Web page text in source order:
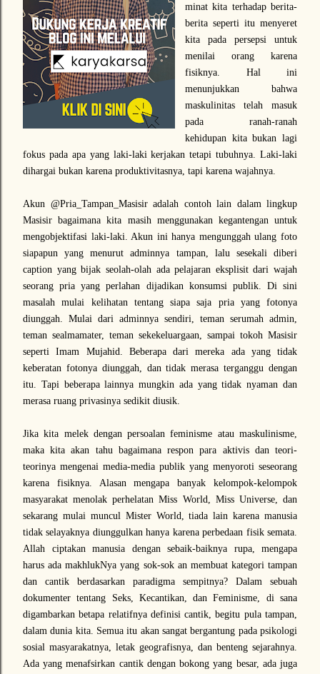
minat kita terhadap berita-
berita seperti itu menyeret
kita pada persepsi untuk
menilai orang karena
fisiknya. Hal ini
menunjukkan bahwa
maskulinitas telah masuk
pada ranah-ranah
kehidupan kita bukan lagi
fokus pada apa yang laki-laki kerjakan tetapi tubuhnya. Laki-laki
dihargai bukan karena produktivitasnya, tapi karena wajahnya.
Akun @Pria_Tampan_Masisir adalah contoh lain dalam lingkup
Masisir bagaimana kita masih menggunakan kegantengan untuk
mengobjektifasi laki-laki. Akun ini hanya mengunggah ulang foto
siapapun yang menurut adminnya tampan, lalu sesekali diberi
caption yang bijak seolah-olah ada pelajaran eksplisit dari wajah
seorang pria yang perlahan dijadikan konsumsi publik. Di sini
masalah mulai kelihatan tentang siapa saja pria yang fotonya
diunggah. Mulai dari adminnya sendiri, teman serumah admin,
teman sealmamater, teman sekekeluargaan, sampai tokoh Masisir
seperti Imam Mujahid. Beberapa dari mereka ada yang tidak
keberatan fotonya diunggah, dan tidak merasa terganggu dengan
itu. Tapi beberapa lainnya mungkin ada yang tidak nyaman dan
merasa ruang privasinya sedikit diusik.
Jika kita melek dengan persoalan feminisme atau maskulinisme,
maka kita akan tahu bagaimana respon para aktivis dan teori-
teorinya mengenai media-media publik yang menyoroti seseorang
karena fisiknya. Alasan mengapa banyak kelompok-kelompok
masyarakat menolak perhelatan Miss World, Miss Universe, dan
sekarang mulai muncul Mister World, tiada lain karena manusia
tidak selayaknya diunggulkan hanya karena perbedaan fisik semata.
Allah ciptakan manusia dengan sebaik-baiknya rupa, mengapa
harus ada makhlukNya yang sok-sok an membuat kategori tampan
dan cantik berdasarkan paradigma sempitnya? Dalam sebuah
dokumenter tentang Seks, Kecantikan, dan Feminisme, di sana
digambarkan betapa relatifnya definisi cantik, begitu pula tampan,
dalam dunia kita. Semua itu akan sangat bergantung pada psikologi
sosial masyarakatnya, letak geografisnya, dan benteng sejarahnya.
Ada yang menafsirkan cantik dengan bokong yang besar, ada juga